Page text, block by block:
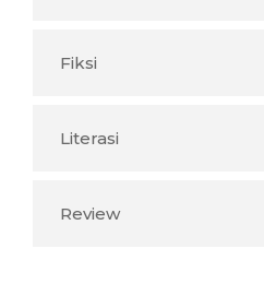
Fiksi
Literasi
Review